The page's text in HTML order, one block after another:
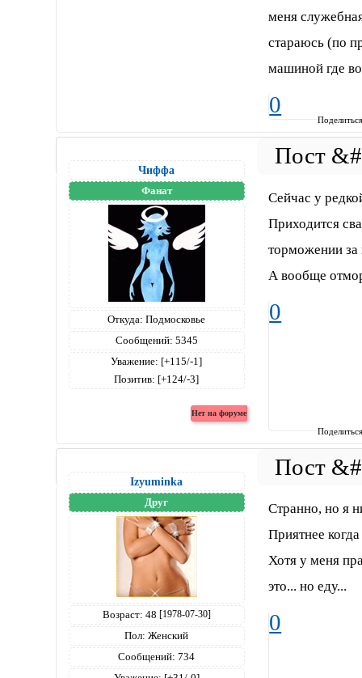
меня
стараюсь (по
машиной где
0
Чиффа
Фанат
Откуда: Подмосковье
Сообщений: 5345
Уважение: [+115/-1]
Позитив: [+124/-3]
Сейчас у
Приходится
торможении за
А вообще
0
Izyuminka
Друг
Возраст: 48 [1978-07-30]
Пол: Женский
Сообщений: 734
Странно, но я
Приятнее
Хотя у меня
это... но еду...
0